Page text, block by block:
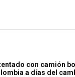
con camión
a días del